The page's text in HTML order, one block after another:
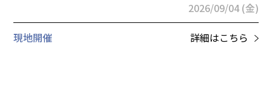
2026/09/04 (金)
現地開催 詳細はこちら